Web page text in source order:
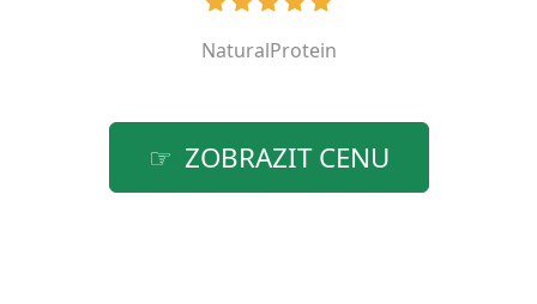
NaturalProtein
ZOBRAZIT CENU